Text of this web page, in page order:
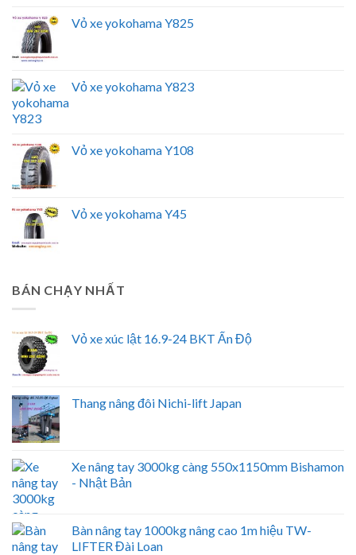
Vỏ xe yokohama Y825
Vỏ xe yokohama Y823
Vỏ xe yokohama Y108
Vỏ xe yokohama Y45
BÁN CHẠY NHẤT
Vỏ xe xúc lật 16.9-24 BKT Ấn Độ
Thang nâng đôi Nichi-lift Japan
Xe nâng tay 3000kg càng 550x1150mm Bishamon
- Nhật Bản
Bàn nâng tay 1000kg nâng cao 1m hiệu TW-
LIFTER Đài Loan